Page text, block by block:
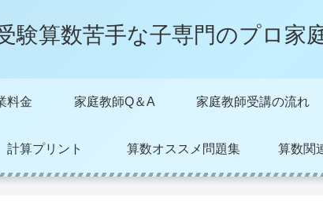
験算数苦手な子専門のプロ家
料金 家庭教師Q＆A 家庭教師受講の流れ
計算プリント 算数オススメ問題集 算数関